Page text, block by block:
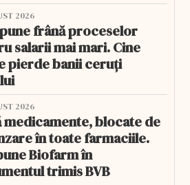
2026
frână proceselor
salarii mai mari. Cine
pierde banii ceruți
2026
medicamente, blocate de
în toate farmaciile.
Biofarm în
trimis BVB